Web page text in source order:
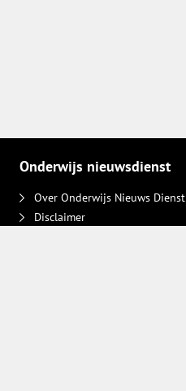
Onderwijs nieuwsdienst
Over Onderwijs Nieuws Dienst
Disclaimer